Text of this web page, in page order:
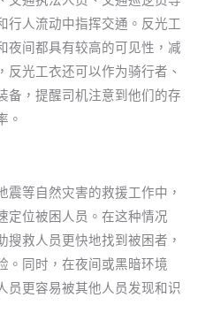
行人流动中指挥交通。反光工
夜间都具有较高的可见性，减
反光工衣还可以作为骑行者、
备，提醒司机注意到他们的存
。
等自然灾害的救援工作中，
定位被困人员。在这种情况
救人员更快地找到被困者，
。同时，在夜间或黑暗环境
员更容易被其他人员发现和识